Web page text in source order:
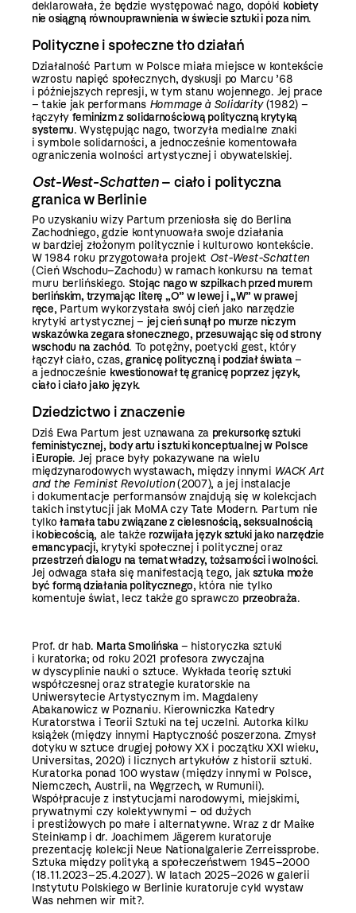
deklarowała, że będzie występować nago, dopóki kobiety
nie osiągną równouprawnienia w świecie sztuki i poza nim.
Polityczne i społeczne tło działań
Działalność Partum w Polsce miała miejsce w kontekście
wzrostu napięć społecznych, dyskusji po Marcu ’68
i późniejszych represji, w tym stanu wojennego. Jej prace
– takie jak performans Hommage à Solidarity(1982) –
łączyły feminizm z solidarnościową polityczną krytyką
systemu. Występując nago, tworzyła medialne znaki
i symbole solidarności, a jednocześnie komentowała
ograniczenia wolności artystycznej i obywatelskiej.
Ost-West-Schatten– ciało i polityczna
granica w Berlinie
Po uzyskaniu wizy Partum przeniosła się do Berlina
Zachodniego, gdzie kontynuowała swoje działania
w bardziej złożonym politycznie i kulturowo kontekście.
W 1984 roku przygotowała projekt Ost-West-Schatten
(Cień Wschodu–Zachodu) w ramach konkursu na temat
muru berlińskiego. Stojąc nago w szpilkach przed murem
berlińskim, trzymając literę „O” w lewej i „W” w prawej
ręce, Partum wykorzystała swój cień jako narzędzie
krytyki artystycznej – jej cień sunął po murze niczym
wskazówka zegara słonecznego, przesuwając się od strony
wschodu na zachód. To potężny, poetycki gest, który
łączył ciało, czas,granicę polityczną i podział świata–
a jednocześnie kwestionował tę granicę poprzez język,
ciało i ciało jako język.
Dziedzictwo i znaczenie
Dziś Ewa Partum jest uznawana za prekursorkę sztuki
feministycznej, body artu i sztuki konceptualnej w Polsce
i Europie. Jej prace były pokazywane na wielu
międzynarodowych wystawach, między innymi WACK Art
and the Feminist Revolution(2007), a jej instalacje
i dokumentacje performansów znajdują się w kolekcjach
takich instytucji jak MoMA czy Tate Modern. Partum nie
tylkołamała tabu związane z cielesnością, seksualnością
i kobiecością, ale także rozwijała język sztuki jako narzędzie
emancypacji, krytyki społecznej i politycznej oraz
przestrzeń dialogu na temat władzy, tożsamości i wolności.
Jej odwaga stała się manifestacją tego, jak sztuka może
być formą działania politycznego, która nie tylko
komentuje świat, lecz także go sprawczo przeobraża.
Prof. dr hab. Marta Smolińska– historyczka sztuki
i kuratorka; od roku 2021 profesora zwyczajna
w dyscyplinie nauki o sztuce. Wykłada teorię sztuki
współczesnej oraz strategie kuratorskie na
Uniwersytecie Artystycznym im. Magdaleny
Abakanowicz w Poznaniu. Kierowniczka Katedry
Kuratorstwa i Teorii Sztuki na tej uczelni. Autorka kilku
książek (między innymi Haptyczność poszerzona. Zmysł
dotyku w sztuce drugiej połowy XX i początku XXI wieku,
Universitas, 2020) i licznych artykułów z historii sztuki.
Kuratorka ponad 100 wystaw (między innymi w Polsce,
Niemczech, Austrii, na Węgrzech, w Rumunii).
Współpracuje z instytucjami narodowymi, miejskimi,
prywatnymi czy kolektywnymi – od dużych
i prestiżowych po małe i alternatywne. Wraz z dr Maike
Steinkamp i dr. Joachimem Jägerem kuratoruje
prezentację kolekcji Neue Nationalgalerie Zerreissprobe.
Sztuka między polityką a społeczeństwem 1945–2000
(18.11.2023–25.4.2027). W latach 2025–2026 w galerii
Instytutu Polskiego w Berlinie kuratoruje cykl wystaw
Was nehmen wir mit?.